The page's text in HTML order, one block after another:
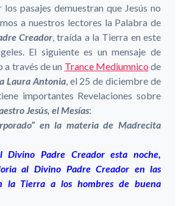
pasajes demuestran que Jesús no
a nuestros lectores la Palabra de
Creador, traída a la Tierra en este
El siguiente es un mensaje de
través de un Trance Mediumnico de
Laura Antonia, el 25 de diciembre de
importantes Revelaciones sobre
Jesús, el Mesías:
en la materia de Madrecita
Divino Padre Creador esta noche,
al Divino Padre Creador en las
la Tierra a los hombres de buena